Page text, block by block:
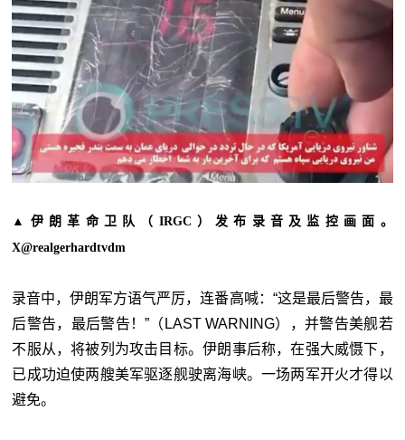
▲伊朗革命卫队（IRGC）发布录音及监控画面。
X@realgerhardtvdm
录音中，伊朗军方语气严厉，连番高喊：“这是最后警告，最
后警告，最后警告！”（LAST WARNING），并警告美舰若
不服从，将被列为攻击目标。伊朗事后称，在强大威慑下，
已成功迫使两艘美军驱逐舰驶离海峡。一场两军开火才得以
避免。